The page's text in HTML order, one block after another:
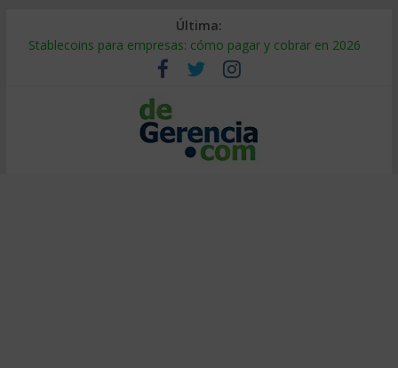
Última:
Stablecoins para empresas: cómo pagar y cobrar en 2026
Despido silencioso: qué es y por qué sale tan caro
IA en selección de personal: cómo auditarla a tiempo
Trabajo forzoso en la cadena de suministro: qué hacer
Mercado hispano de EE. UU.: cómo segmentarlo y venderle